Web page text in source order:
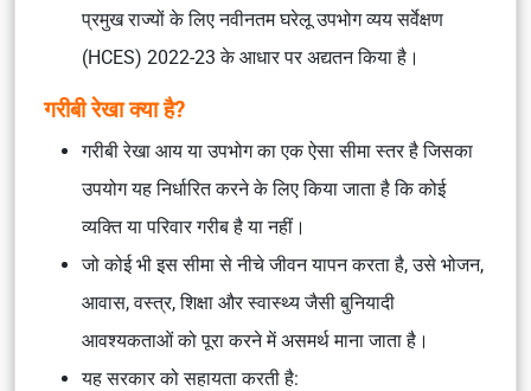
प्रमुख राज्यों के लिए नवीनतम घरेलू उपभोग व्यय सर्वेक्षण
(HCES) 2022-23 के आधार पर अद्यतन किया है।
गरीबी रेखा क्या है?
गरीबी रेखा आय या उपभोग का एक ऐसा सीमा स्तर है जिसका
उपयोग यह निर्धारित करने के लिए किया जाता है कि कोई
व्यक्ति या परिवार गरीब है या नहीं।
जो कोई भी इस सीमा से नीचे जीवन यापन करता है, उसे भोजन,
आवास, वस्त्र, शिक्षा और स्वास्थ्य जैसी बुनियादी
आवश्यकताओं को पूरा करने में असमर्थ माना जाता है।
यह सरकार को सहायता करती है: